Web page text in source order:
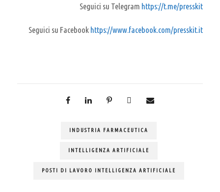
Seguici su Telegram https://t.me/presskit
Seguici su Facebook https://www.facebook.com/presskit.it
INDUSTRIA FARMACEUTICA
INTELLIGENZA ARTIFICIALE
POSTI DI LAVORO INTELLIGENZA ARTIFICIALE